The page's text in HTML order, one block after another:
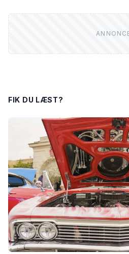
FIK DU LÆST?